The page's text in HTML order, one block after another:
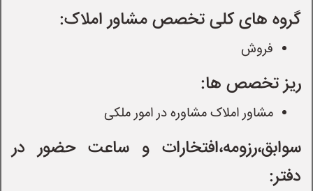
گروه های کلی تخصص مشاور املاک:
فروش
ریز تخصص ها:
مشاور املاک مشاوره در امور ملکی
سوابق،رزومه،افتخارات و ساعت حضور در
دفتر: